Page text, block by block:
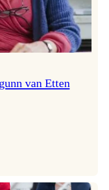
van Etten